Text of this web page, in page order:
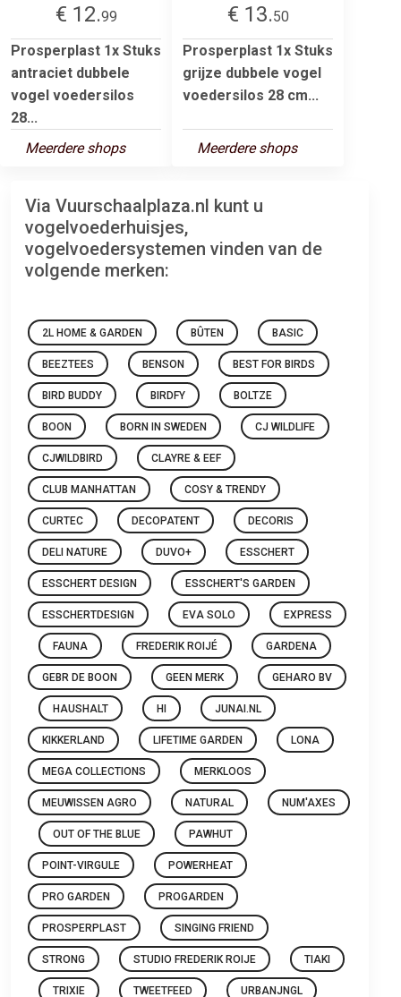
€ 12.99
Prosperplast 1x Stuks
antraciet dubbele
vogel voedersilos
28...
Meerdere shops
€ 13.50
Prosperplast 1x Stuks
grijze dubbele vogel
voedersilos 28 cm...
Meerdere shops
Via Vuurschaalplaza.nl kunt u
vogelvoederhuisjes,
vogelvoedersystemen vinden van de
volgende merken:
2L HOME & GARDEN BÛTEN BASIC
BEEZTEES BENSON BEST FOR BIRDS
BIRD BUDDY BIRDFY BOLTZE
BOON BORN IN SWEDEN CJ WILDLIFE
CJWILDBIRD CLAYRE & EEF
CLUB MANHATTAN COSY & TRENDY
CURTEC DECOPATENT DECORIS
DELI NATURE DUVO+ ESSCHERT
ESSCHERT DESIGN ESSCHERT'S GARDEN
ESSCHERTDESIGN EVA SOLO EXPRESS
FAUNA FREDERIK ROIJÉ GARDENA
GEBR DE BOON GEEN MERK GEHARO BV
HAUSHALT HI JUNAI.NL
KIKKERLAND LIFETIME GARDEN LONA
MEGA COLLECTIONS MERKLOOS
MEUWISSEN AGRO NATURAL NUM'AXES
OUT OF THE BLUE PAWHUT
POINT-VIRGULE POWERHEAT
PRO GARDEN PROGARDEN
PROSPERPLAST SINGING FRIEND
STRONG STUDIO FREDERIK ROIJE TIAKI
TRIXIE TWEETFEED URBANJNGL